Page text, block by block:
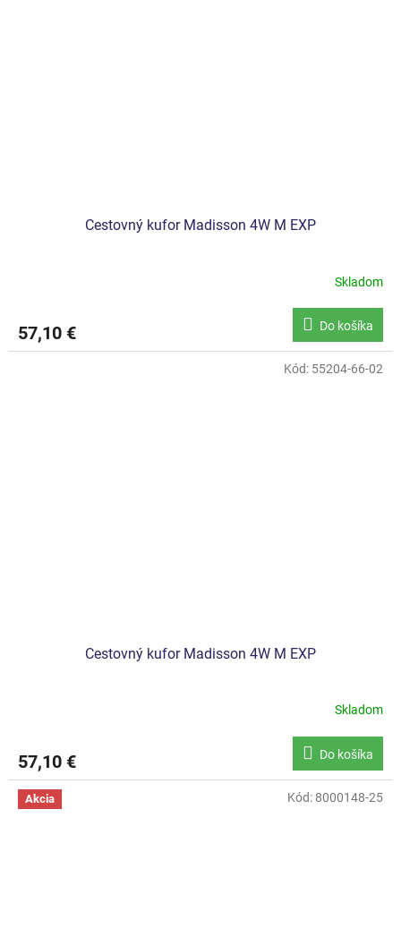
Cestovný kufor Madisson 4W M EXP
Skladom
57,10 € Do košíka
Cestovný kufor Madisson 4W M EXP
Skladom
57,10 € Do košíka
Kód: 55204-66-02
Akcia Kód: 8000148-25